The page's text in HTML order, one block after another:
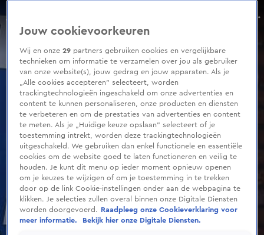
Impact van updates McLaren in Miami: 'Grootste stap gezet'
Aflevering 18, Seizoen 8
of
seconds
Jouw cookievoorkeuren
Wij en onze29 partners gebruiken cookies en vergelijkbare
technieken om informatie te verzamelen over jou als gebruiker
van onze website(s), jouw gedrag en jouw apparaten. Als je
„Alle cookies accepteren” selecteert, worden
trackingtechnologieën ingeschakeld om onze advertenties en
content te kunnen personaliseren, onze producten en diensten
te verbeteren en om de prestaties van advertenties en content
te meten. Als je „Huidige keuze opslaan” selecteert of je
toestemming intrekt, worden deze trackingtechnologieën
uitgeschakeld. We gebruiken dan enkel functionele en essentiële
cookies om de website goed te laten functioneren en veilig te
houden. Je kunt dit menu op ieder moment opnieuw openen
om je keuzes te wijzigen of om je toestemming in te trekken
door op de link Cookie-instellingen onder aan de webpagina te
klikken. Je selecties zullen overal binnen onze Digitale Diensten
worden doorgevoerd.
Raadpleeg onze Cookieverklaring voor
meer informatie.
Bekijk hier onze Digitale Diensten.